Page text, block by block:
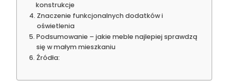
konstrukcje
Znaczenie funkcjonalnych dodatków i
oświetlenia
Podsumowanie – jakie meble najlepiej sprawdzą
się w małym mieszkaniu
Źródła: